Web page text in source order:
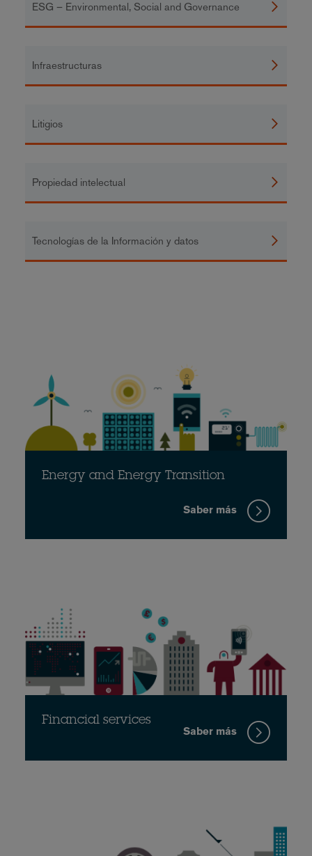
ESG – Environmental, Social and Governance
Infraestructuras
Litigios
Propiedad intelectual
Tecnologías de la Información y datos
Energy and Energy Transition
Saber más
Financial services
Saber más